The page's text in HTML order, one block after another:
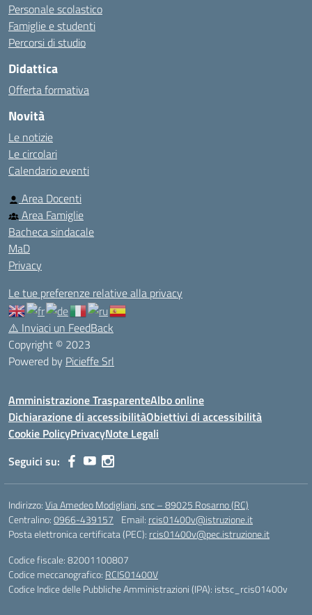
Personale scolastico
Famiglie e studenti
Percorsi di studio
Didattica
Offerta formativa
Novità
Le notizie
Le circolari
Calendario eventi
Area Docenti
Area Famiglie
Bacheca sindacale
MaD
Privacy
Le tue preferenze relative alla privacy
⚠️ Inviaci un FeedBack
Copyright © 2023
Powered by Picieffe Srl
Amministrazione TrasparenteAlbo online
Dichiarazione di accessibilitàObiettivi di accessibilità
Cookie PolicyPrivacyNote Legali
Seguici su:
Indirizzo:Via Amedeo Modigliani, snc – 89025 Rosarno (RC)
Centralino:0966-439157 Email: rcis01400v@istruzione.it
Posta elettronica certificata (PEC): rcis01400v@pec.istruzione.it
Codice fiscale: 82001100807
Codice meccanografico: RCIS01400V
Codice Indice delle Pubbliche Amministrazioni (IPA): istsc_rcis01400v